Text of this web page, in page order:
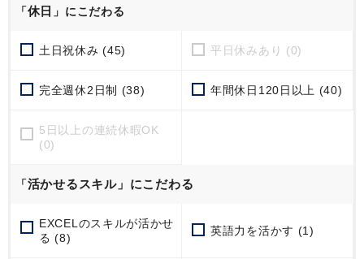
「休日 」にこだわる
土日祝休み (45) 平日休みあり (0)
完全週休2日制 (38) 年間休日120日以上 (40)
5日以上の連続休暇OK
(0)
「活かせるスキル」にこだわる
EXCELのスキルが活かせ
る (8)
英語力を活かす (1)